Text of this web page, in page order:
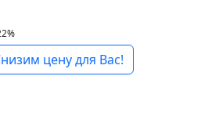
цену для Вас!